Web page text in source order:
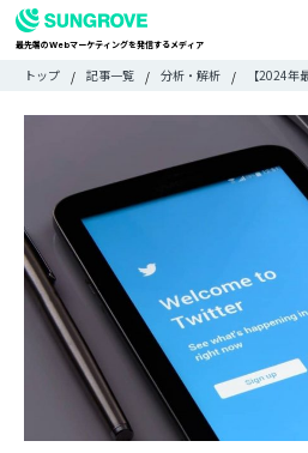
最先端のWebマーケティングを発信するメディア
覧
カテゴリで探す
TAG
タグで探す
WRITER
ライターで探す
FEATURE
特集
MOVIE
動画
DOCUMENT
お役立ち資料
検
検
トップ 記事一覧 分析・解析 【2024